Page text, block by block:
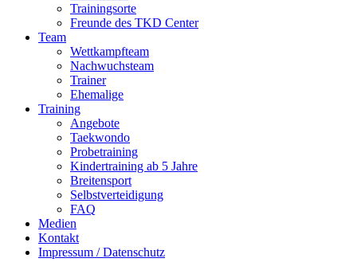
Trainingsorte
Freunde des TKD Center
Team
Wettkampfteam
Nachwuchsteam
Trainer
Ehemalige
Training
Angebote
Taekwondo
Probetraining
Kindertraining ab 5 Jahre
Breitensport
Selbstverteidigung
FAQ
Medien
Kontakt
Impressum / Datenschutz